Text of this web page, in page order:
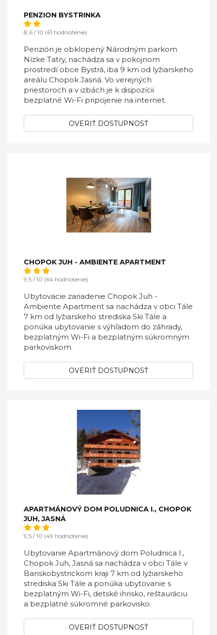
PENZION BYSTRINKA
8,6 / 10 (61 hodnotenie)
Penzión je obklopený Národným parkom
Nízke Tatry, nachádza sa v pokojnom
prostredí obce Bystrá, iba 9 km od lyžiarskeho
areálu Chopok Jasná. Vo verejných
priestoroch a v izbách je k dispozícii
bezplatné Wi-Fi pripojenie na internet.
OVERIŤ DOSTUPNOSŤ
CHOPOK JUH - AMBIENTE APARTMENT
9,5 / 10 (64 hodnotenie)
Ubytovacie zariadenie Chopok Juh -
Ambiente Apartment sa nachádza v obci Tále
7 km od lyžiarskeho strediska Ski Tále a
ponúka ubytovanie s výhľadom do záhrady,
bezplatným Wi-Fi a bezplatným súkromným
parkoviskom.
OVERIŤ DOSTUPNOSŤ
APARTMÁNOVÝ DOM POLUDNICA I., CHOPOK
JUH, JASNÁ
9,5 / 10 (49 hodnotenie)
Ubytovanie Apartmánový dom Poludnica I.,
Chopok Juh, Jasná sa nachádza v obci Tále v
Banskobystrickom kraji 7 km od lyžiarskeho
strediska Ski Tále a ponúka ubytovanie s
bezplatným Wi-Fi, detské ihrisko, reštauráciu
a bezplatné súkromné parkovisko.
OVERIŤ DOSTUPNOSŤ